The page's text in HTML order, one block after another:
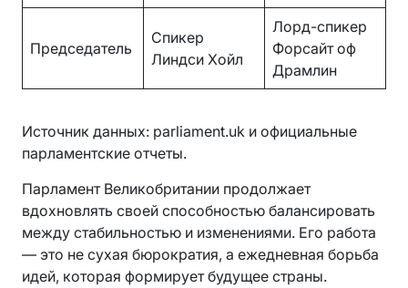
Председатель
Спикер
Линдси Хойл
Лорд-спикер
Форсайт оф
Драмлин
Источник данных: parliament.uk и официальные
парламентские отчеты.
Парламент Великобритании продолжает
вдохновлять своей способностью балансировать
между стабильностью и изменениями. Его работа
— это не сухая бюрократия, а ежедневная борьба
идей, которая формирует будущее страны.